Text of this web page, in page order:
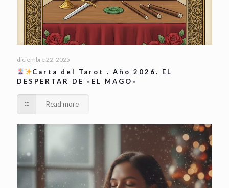
diciembre 22, 2025
Carta del Tarot . Año 2026. EL
DESPERTAR DE «EL MAGO»
Read more